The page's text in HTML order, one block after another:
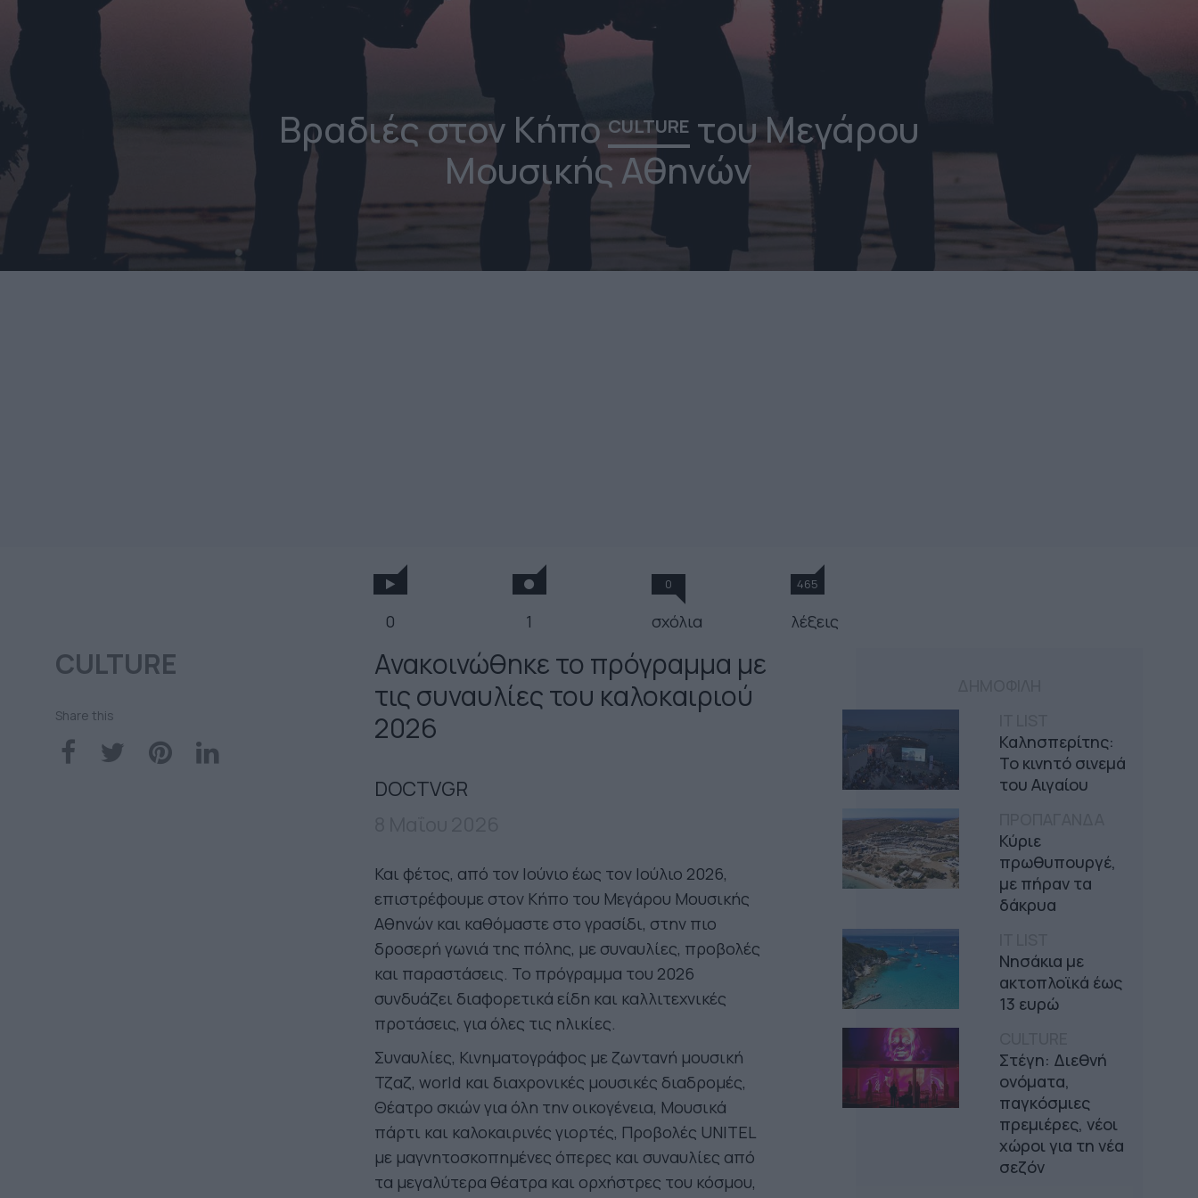
Βραδιές στον ΚήποCULTURE του Μεγάρου
Μουσικής Αθηνών
0 1
0
σχόλια
465
λέξεις
CULTURE
Share this
Καλησπερίτης:
Το κινητό σινεμά
του Αιγαίου
Κύριε
πρωθυπουργέ,
με πήραν τα
δάκρυα
Νησάκια με
ακτοπλοϊκά έως
13 ευρώ
Στέγη: Διεθνή
ονόματα,
παγκόσμιες
πρεμιέρες, νέοι
χώροι για τη νέα
σεζόν
Ανακοινώθηκε το πρόγραμμα με
τις συναυλίες του καλοκαιριού
2026
DOCTVGR
Και φέτος, από τον Ιούνιο έως τον Ιούλιο 2026,
επιστρέφουμε στον Κήπο του Μεγάρου Μουσικής
Αθηνών και καθόμαστε στο γρασίδι, στην πιο
δροσερή γωνιά της πόλης, με συναυλίες, προβολές
και παραστάσεις. Το πρόγραμμα του 2026
συνδυάζει διαφορετικά είδη και καλλιτεχνικές
προτάσεις, για όλες τις ηλικίες.
Συναυλίες, Κινηματογράφος με ζωντανή μουσική
Τζαζ, world και διαχρονικές μουσικές διαδρομές,
Θέατρο σκιών για όλη την οικογένεια, Μουσικά
πάρτι και καλοκαιρινές γιορτές, Προβολές UNITEL
με μαγνητοσκοπημένες όπερες και συναυλίες από
τα μεγαλύτερα θέατρα και ορχήστρες του κόσμου,